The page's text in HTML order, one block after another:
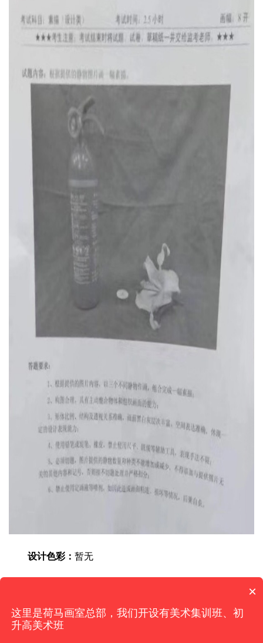
设计色彩： 暂无
×
这里是荷马画室总部，我们开设有美术集训班、初
升高美术班